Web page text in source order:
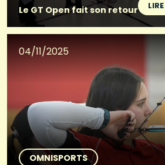
Le GT Open fait son retour
LIRE
04/11/2025
OMNISPORTS